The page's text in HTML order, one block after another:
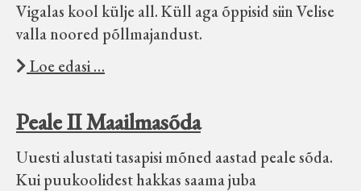
Vigalas kool külje all. Küll aga õppisid siin Velise
valla noored põllmajandust.
Loe edasi …
Peale II Maailmasõda
Uuesti alustati tasapisi mõned aastad peale sõda.
Kui puukoolidest hakkas saama juba